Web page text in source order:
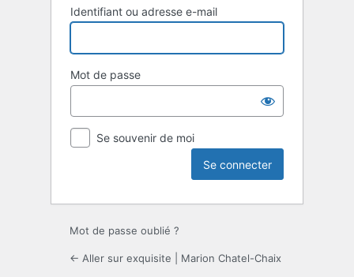
Identifiant ou adresse e-mail
Mot de passe
Se souvenir de moi
Mot de passe oublié ?
← Aller sur exquisite | Marion Chatel-Chaix